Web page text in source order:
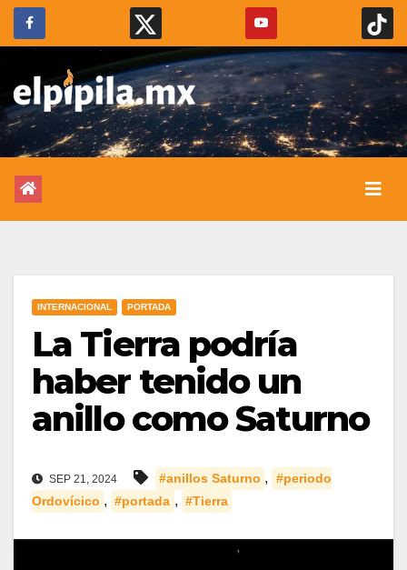
INTERNACIONAL PORTADA
La Tierra podría
haber tenido un
anillo como Saturno
SEP 21, 2024 #anillos Saturno ,
#periodo
Ordovícico , #portada , #Tierra